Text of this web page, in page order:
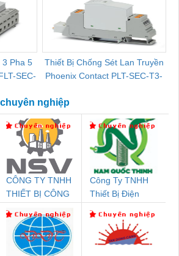
3 Pha 5
SEC-
Thiết Bị Chống Sét Lan Truyền
Phoenix Contact PLT-SEC-T3-
nghiệp
CÔNG TY TNHH
THIẾT BỊ CÔNG
SETSUBI VIỆT
NAM
Công Ty TNHH
Thiết Bị Điện